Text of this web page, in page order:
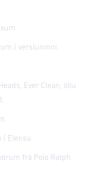
í versluninni.
Ever Clean, öllu
í Elensu.
frá Polo Ralph